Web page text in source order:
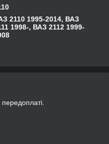
2110 1995-2014, ВАЗ
1998-, ВАЗ 2112 1999-